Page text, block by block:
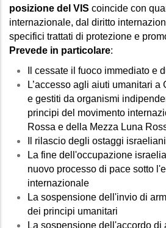
posizione del VIS coincide con
internazionale, dal diritto
Prevede in particolare:
Il cessate il fuoco immediato e
L’accesso agli aiuti umanitari a
e gestiti da organismi
principi del movimento
Rossa e della Mezza Luna
Il rilascio degli ostaggi
La fine dell'occupazione
nuovo processo di pace sotto
internazionale
La sospensione dell'invio di
dei principi umanitari
La sospensione dell'accordo di